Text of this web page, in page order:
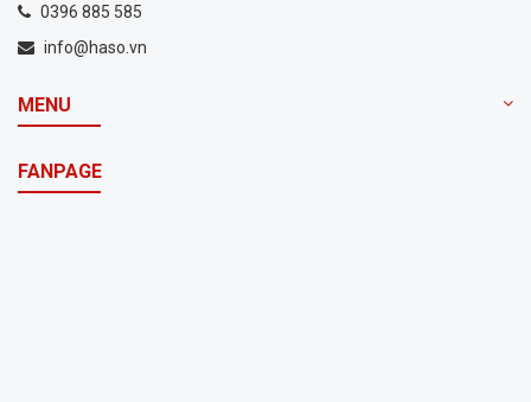
0396 885 585
info@haso.vn
MENU
FANPAGE